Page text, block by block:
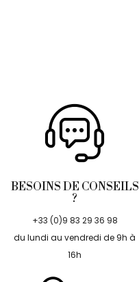
BESOINS DE CONSEILS
?
+33 (0)9 83 29 36 98
du lundi au vendredi de 9h à
16h